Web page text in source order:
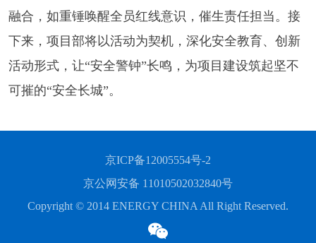
融合，如重锤唤醒全员红线意识，催生责任担当。 接
下来， 项目部将以活动为契机，深化安全教育、创新
活动形式，让“安全警钟”长鸣，为项目建设筑起坚不
可摧的“安全长城”。
京ICP备12005554号-2
京公网安备 11010502032840号
Copyright © 2014 ENERGY CHINA All Right Reserved.